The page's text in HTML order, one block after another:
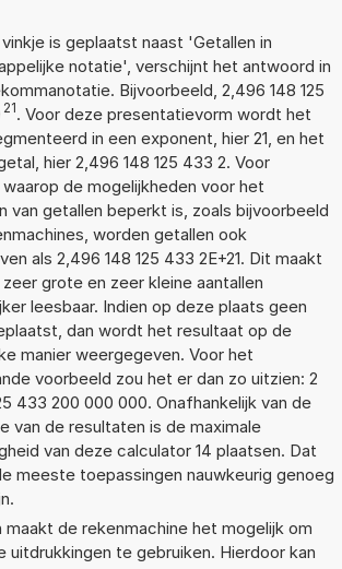
is geplaatst naast 'Getallen in
notatie', verschijnt het antwoord in
Bijvoorbeeld, 2,496 148 125
21. Voor deze presentatievorm wordt het
in een exponent, hier 21, en het
hier 2,496 148 125 433 2. Voor
de mogelijkheden voor het
van getallen beperkt is, zoals bijvoorbeeld
worden getallen ook
als 2,496 148 125 433 2E+21. Dit maakt
grote en zeer kleine aantallen
leesbaar. Indien op deze plaats geen
dan wordt het resultaat op de
manier weergegeven. Voor het
voorbeeld zou het er dan zo uitzien: 2
433 200 000 000. Onafhankelijk van de
van de resultaten is de maximale
van deze calculator 14 plaatsen. Dat
meeste toepassingen nauwkeurig genoeg
maakt de rekenmachine het mogelijk om
uitdrukkingen te gebruiken. Hierdoor kan